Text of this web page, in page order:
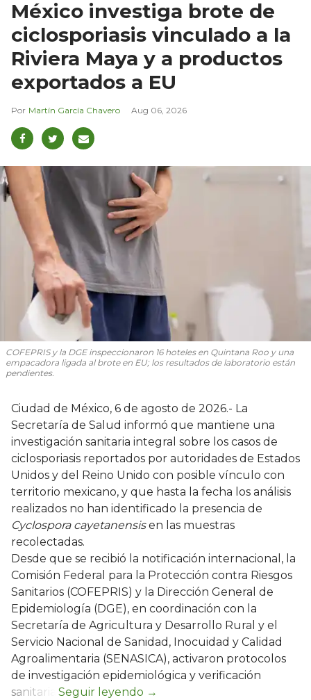
México investiga brote de
ciclosporiasis vinculado a la
Riviera Maya y a productos
exportados a EU
Martín García Chavero Aug 06, 2026
COFEPRIS y la DGE inspeccionaron 16 hoteles en Quintana Roo y una
empacadora ligada al brote en EU; los resultados de laboratorio están
pendientes.
Ciudad de México, 6 de agosto de 2026.- La
Secretaría de Salud informó que mantiene una
investigación sanitaria integral sobre los casos de
ciclosporiasis reportados por autoridades de Estados
Unidos y del Reino Unido con posible vínculo con
territorio mexicano, y que hasta la fecha los análisis
realizados no han identificado la presencia de
Cyclospora cayetanensisen las muestras
recolectadas.
Desde que se recibió la notificación internacional, la
Comisión Federal para la Protección contra Riesgos
Sanitarios (COFEPRIS) y la Dirección General de
Epidemiología (DGE), en coordinación con la
Secretaría de Agricultura y Desarrollo Rural y el
Servicio Nacional de Sanidad, Inocuidad y Calidad
Agroalimentaria (SENASICA), activaron protocolos
de investigación epidemiológica y verificación
sanitaria.